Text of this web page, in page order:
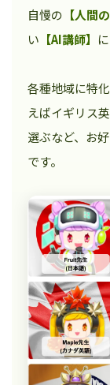
自慢の 【人間
い 【AI講師】
各種地域に特
えばイギリス
選ぶなど、お
です。